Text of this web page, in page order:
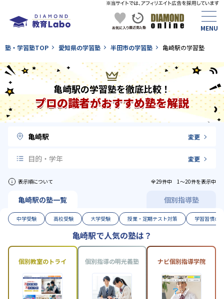
塾・学習塾TOP 愛知県の学習塾 半田市の学習塾 亀崎駅の学習塾
亀崎駅の学習塾を徹底比較！
プロの識者がおすすめ塾を解説
亀崎駅 変更
目的・学年 変更
表示順について 全29件中 1〜20件を表示中
亀崎駅の塾一覧 個別指導塾
中学受験 高校受験 大学受験 授業・定期テスト対策 学習習慣の
亀崎駅で人気の塾は？
個別教室のトライ 個別指導の明光義塾 ナビ個別指導学院